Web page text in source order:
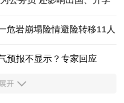
危岩崩塌险情避险转移11人
预报不显示？专家回应
出“组合拳”
展开